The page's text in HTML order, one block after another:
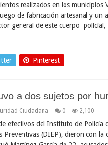
realizados en los municipios
de fabricación artesanal y un
general de este cuerpo policial,
Pinterest
a dos sujetos por
Ciudadana 0 2,100
efectivos del Instituto de Policía
Preventivas (DIEP), dieron con la